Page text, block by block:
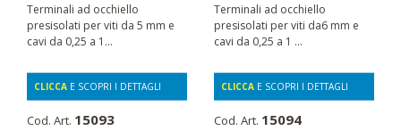
Terminali ad occhiello
presisolati per viti da 5 mm e
cavi da 0,25 a 1...
CLICCA E SCOPRI I DETTAGLI
Cod. Art. 15093
Terminali ad occhiello
presisolati per viti da6 mm e
cavi da 0,25 a 1 ...
CLICCA E SCOPRI I DETTAGLI
Cod. Art. 15094